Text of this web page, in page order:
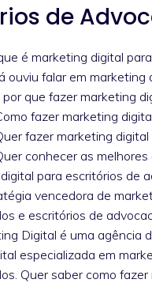
de
é marketing digital para
ouviu falar em marketing
por que fazer marketing
fazer marketing
fazer marketing digital
conhecer as
para escritórios de
vencedora de
e escritórios de
Digital é uma agência
especializada em
Quer saber como fazer